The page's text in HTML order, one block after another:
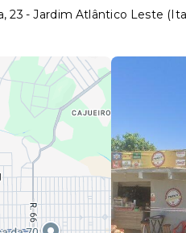
23 - Jardim Atlântico Leste